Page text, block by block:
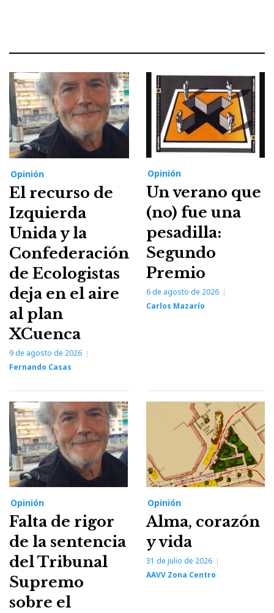
Opinión
El recurso de
Izquierda
Unida y la
Confederación
de Ecologistas
deja en el aire
al plan
XCuenca
9 de agosto de 2026
Fernando Casas
Opinión
Un verano que
(no) fue una
pesadilla:
Segundo
Premio
6 de agosto de 2026
Carlos Mazarío
Opinión
Falta de rigor
de la sentencia
del Tribunal
Supremo
sobre el
Opinión
Alma, corazón
y vida
31 de julio de 2026
AAVV Zona Centro